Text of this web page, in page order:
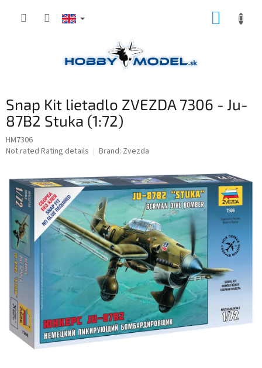
Snap Kit lietadlo ZVEZDA 7306 - Ju-
87B2 Stuka (1:72)
HM7306
The
rating
0,0
out
stars.
Not rated Rating details Brand: Zvezda